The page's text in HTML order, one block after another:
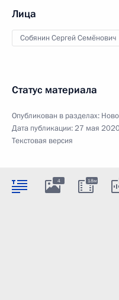
Лица
Собянин Сергей Семёнович
Статус материала
Опубликован в разделах:
Дата публикации:27 мая
Текстовая версия
4 18м